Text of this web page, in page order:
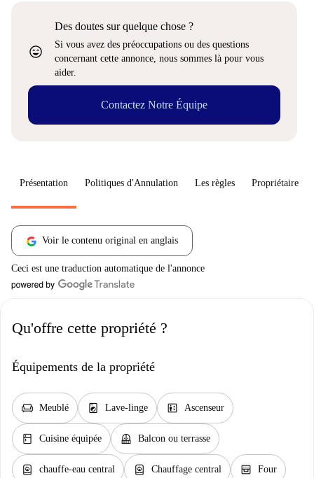
sentiment_very_satisfied
Des doutes sur quelque chose ?
Si vous avez des préoccupations ou des questions
concernant cette annonce, nous sommes là pour vous
aider.
Contactez Notre Équipe
Présentation Politiques d'Annulation Les règles Propriétaire
Voir le contenu original en anglais
Ceci est une traduction automatique de l'annonce
Qu'offre cette propriété ?
Équipements de la propriété
chair Meublé local_laundry_service Lave-linge elevator Ascenseur
kitchen Cuisine équipée balcony Balcon ou terrasse
water_heater chauffe-eau central water_heater Chauffage central oven_gen Four